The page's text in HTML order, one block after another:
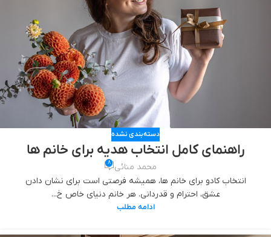
دسته‌بندی نشده
راهنمای کامل انتخاب هدیه برای خانم ‌ها
محمد منائی 8
انتخاب کادو برای خانم ‌ها، همیشه فرصتی است برای نشان دادن
عشق، احترام و قدردانی. هر خانم دنیای خاص خ...
ادامه مطلب